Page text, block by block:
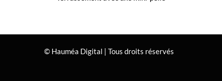
© Hauméa Digital | Tous droits réservés